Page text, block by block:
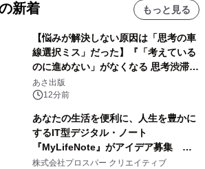
新着 もっと見る
【悩みが解決しない原因は「思考の車
線選択ミス」だった】『「考えている
のに進めない」がなくなる 思考渋滞か
ら抜け出す方法』2026年8月25日
（火）発売
あさ出版
12分前
あなたの生活を便利に、人生を豊かに
するIT型デジタル・ノート
『MyLifeNote』がアイデア募集 優
秀賞100名に1年間無償試用
株式会社プロスパー クリエイティブ